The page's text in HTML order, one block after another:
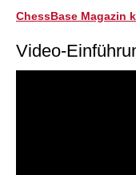
ChessBase Magazin
Video-